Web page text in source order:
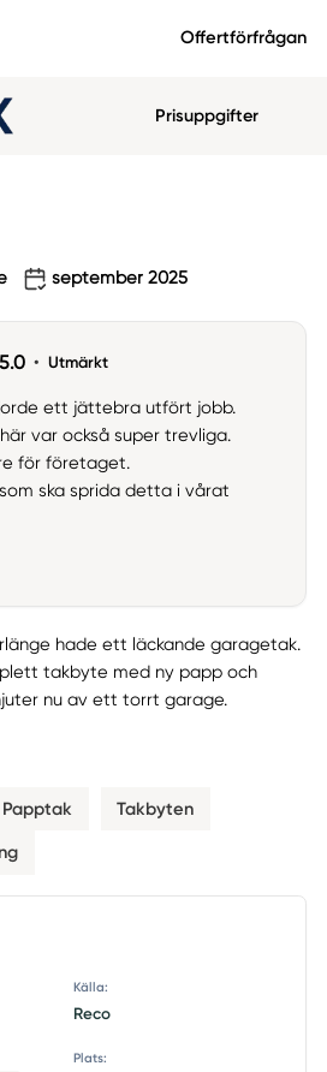
Offertförfrågan
Prisuppgifter
september 2025
5.0 • Utmärkt
ett jättebra utfört jobb.
var också super trevliga.
för företaget.
ska sprida detta i vårat
hade ett läckande garagetak.
takbyte med ny papp och
nu av ett torrt garage.
Papptak Takbyten
Källa:
Reco
Plats: